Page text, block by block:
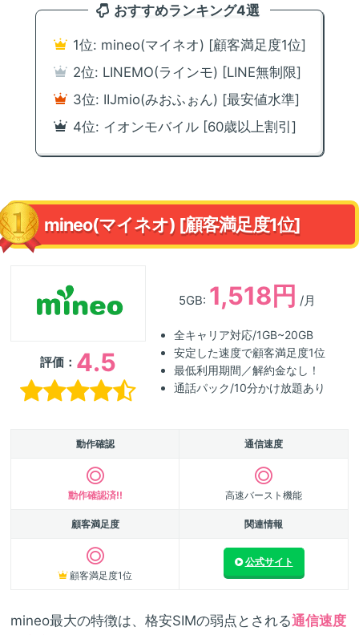
おすすめランキング4選
1位: mineo(マイネオ) [顧客満足度1位]
2位: LINEMO(ラインモ) [LINE無制限]
3位: IIJmio(みおふぉん) [最安値水準]
4位: イオンモバイル [60歳以上割引]
mineo(マイネオ) [顧客満足度1位]
評価： 4.5
5GB: 1,518円 /月
全キャリア対応/1GB~20GB
安定した速度で顧客満足度1位
最低利用期間／解約金なし！
通話パック/10分かけ放題あり
動作確認 通信速度
動作確認済!! 高速バースト機能
顧客満足度 関連情報
顧客満足度1位
公式サイト
mineo最大の特徴は、格安SIMの弱点とされる通信速度